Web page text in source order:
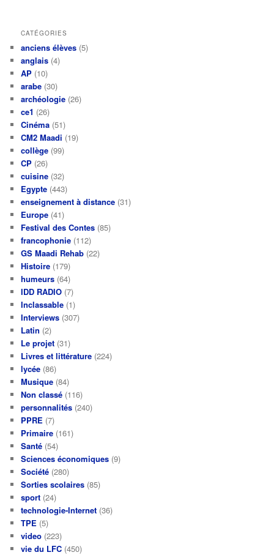
CATÉGORIES
anciens élèves (5)
anglais (4)
AP (10)
arabe (30)
archéologie (26)
ce1 (26)
Cinéma (51)
CM2 Maadi (19)
collège (99)
CP (26)
cuisine (32)
Egypte (443)
enseignement à distance (31)
Europe (41)
Festival des Contes (85)
francophonie (112)
GS Maadi Rehab (22)
Histoire (179)
humeurs (64)
IDD RADIO (7)
Inclassable (1)
Interviews (307)
Latin (2)
Le projet (31)
Livres et littérature (224)
lycée (86)
Musique (84)
Non classé (116)
personnalités (240)
PPRE (7)
Primaire (161)
Santé (54)
Sciences économiques (9)
Société (280)
Sorties scolaires (85)
sport (24)
technologie-Internet (36)
TPE (5)
video (223)
vie du LFC (450)